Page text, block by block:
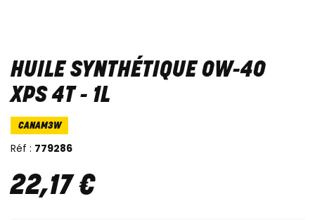
HUILE SYNTHÉTIQUE 0W-40
XPS 4T - 1L
CANAM3W
Réf : 779286
22,17€